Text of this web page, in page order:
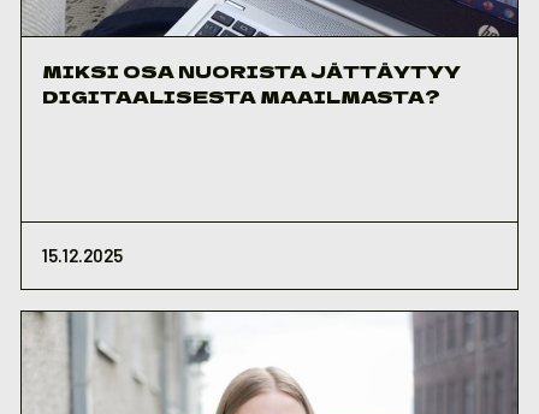
MIKSI OSA NUORISTA JÄTTÄYTYY
DIGITAALISESTA MAAILMASTA?
15.12.2025